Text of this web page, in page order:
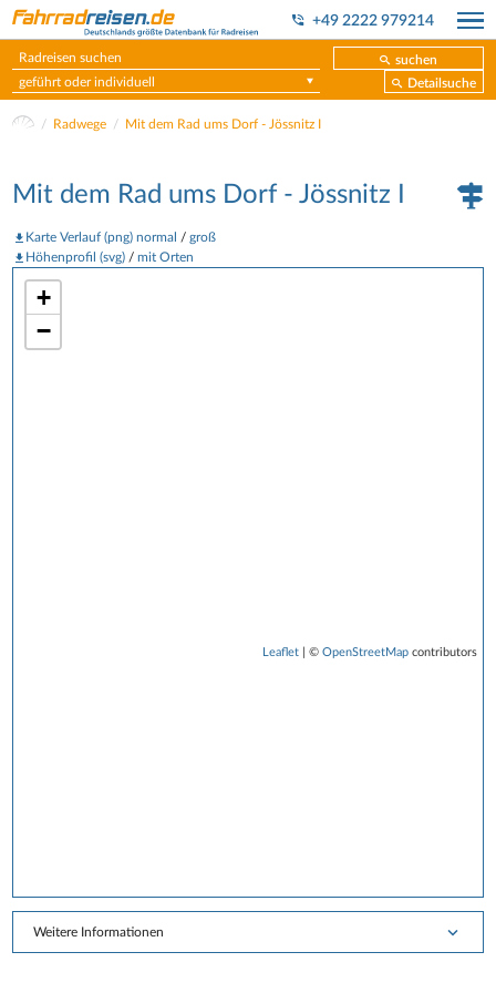
+49 2222 979214
suchen
geführt oder individuell
Detailsuche
Radwege Mit dem Rad ums Dorf - Jössnitz I
+
−
Leaflet| © OpenStreetMapcontributors
Weitere Informationen
Mit dem Rad ums Dorf - Jössnitz I
Karte Verlauf (png) normal /groß
Höhenprofil (svg) /mit Orten